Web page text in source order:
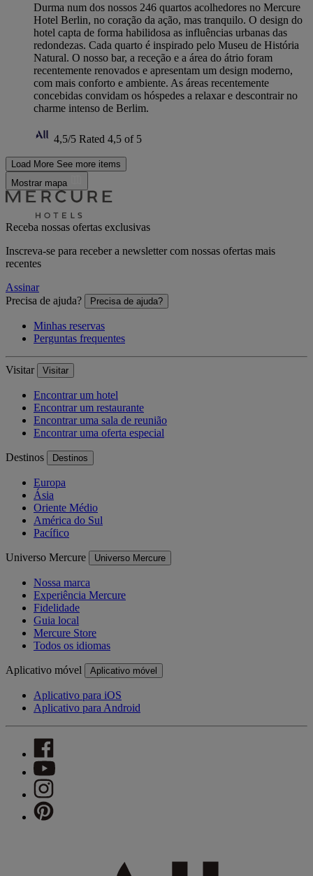
Durma num dos nossos 246 quartos acolhedores no Mercure
Hotel Berlin, no coração da ação, mas tranquilo. O design do
hotel capta de forma habilidosa as influências urbanas das
redondezas. Cada quarto é inspirado pelo Museu de História
Natural. O nosso bar, a receção e a área do átrio foram
recentemente renovados e apresentam um design moderno,
com mais conforto e ambiente. As áreas recentemente
concebidas convidam os hóspedes a relaxar e descontrair no
charme intenso de Berlim.
4,5/5 Rated 4,5 of 5
Load More See more items
Mostrar mapa
Receba nossas ofertas exclusivas
Inscreva-se para receber a newsletter com nossas ofertas mais
recentes
Assinar
Precisa de ajuda?
Precisa de ajuda?
Minhas reservas
Perguntas frequentes
Visitar Visitar
Encontrar um hotel
Encontrar um restaurante
Encontrar uma sala de reunião
Encontrar uma oferta especial
Destinos Destinos
Europa
Ásia
Oriente Médio
América do Sul
Pacífico
Universo Mercure Universo Mercure
Nossa marca
Experiência Mercure
Fidelidade
Guia local
Mercure Store
Todos os idiomas
Aplicativo móvel Aplicativo móvel
Aplicativo para iOS
Aplicativo para Android